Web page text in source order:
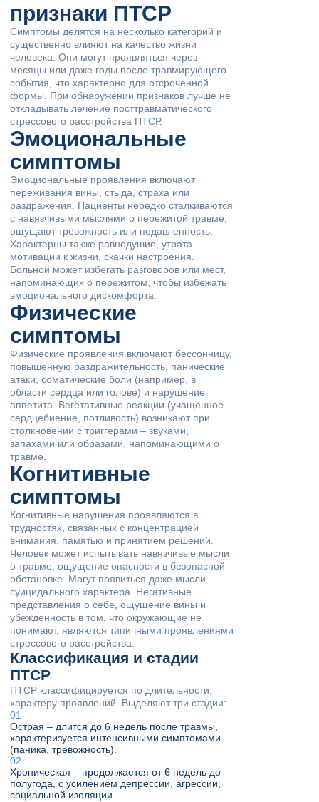
признаки ПТСР
Симптомы делятся на несколько категорий и
существенно влияют на качество жизни
человека. Они могут проявляться через
месяцы или даже годы после травмирующего
события, что характерно для отсроченной
формы. При обнаружении признаков лучше не
откладывать лечение посттравматического
стрессового расстройства ПТСР.
Эмоциональные
симптомы
Эмоциональные проявления включают
переживания вины, стыда, страха или
раздражения. Пациенты нередко сталкиваются
с навязчивыми мыслями о пережитой травме,
ощущают тревожность или подавленность.
Характерны также равнодушие, утрата
мотивации к жизни, скачки настроения.
Больной может избегать разговоров или мест,
напоминающих о пережитом, чтобы избежать
эмоционального дискомфорта.
Физические
симптомы
Физические проявления включают бессонницу,
повышенную раздражительность, панические
атаки, соматические боли (например, в
области сердца или голове) и нарушение
аппетита. Вегетативные реакции (учащенное
сердцебиение, потливость) возникают при
столкновении с триггерами – звуками,
запахами или образами, напоминающими о
травме.
Когнитивные
симптомы
Когнитивные нарушения проявляются в
трудностях, связанных с концентрацией
внимания, памятью и принятием решений.
Человек может испытывать навязчивые мысли
о травме, ощущение опасности в безопасной
обстановке. Могут появиться даже мысли
суицидального характера. Негативные
представления о себе, ощущение вины и
убежденность в том, что окружающие не
понимают, являются типичными проявлениями
стрессового расстройства.
Классификация и стадии
ПТСР
ПТСР классифицируется по длительности,
характеру проявлений. Выделяют три стадии:
Острая – длится до 6 недель после травмы,
характеризуется интенсивными симптомами
(паника, тревожность).
Хроническая – продолжается от 6 недель до
полугода, с усилением депрессии, агрессии,
социальной изоляции.